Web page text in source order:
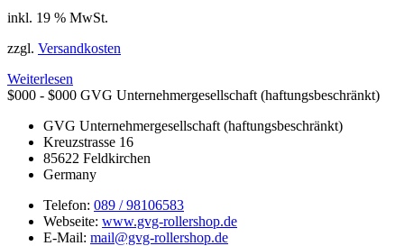
inkl. 19 % MwSt.
zzgl. Versandkosten
Weiterlesen
$000 - $000 GVG Unternehmergesellschaft (haftungsbeschränkt)
GVG Unternehmergesellschaft (haftungsbeschränkt)
Kreuzstrasse 16
85622 Feldkirchen
Germany
Telefon: 089 / 98106583
Webseite: www.gvg-rollershop.de
E-Mail: mail@gvg-rollershop.de